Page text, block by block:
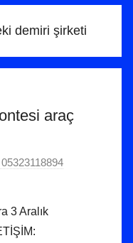
demiri şirketi
araç
3 Aralık